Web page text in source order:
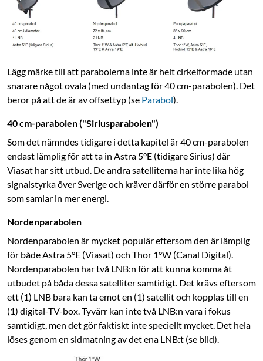
För mottagare med
inspelningsfunktion
0,3 dB brustal
Lägg märke till att parabolerna inte är helt cirkelformade utan
snarare något ovala (med undantag för 40 cm-parabolen). Det
beror på att de är av offsettyp (se Parabol).
40 cm-parabolen ("Siriusparabolen")
Som det nämndes tidigare i detta kapitel är 40 cm-parabolen
endast lämplig för att ta in Astra 5°E (tidigare Sirius) där
Viasat har sitt utbud. De andra satelliterna har inte lika hög
signalstyrka över Sverige och kräver därför en större parabol
som samlar in mer energi.
Nordenparabolen
Nordenparabolen är mycket populär eftersom den är lämplig
för både Astra 5°E (Viasat) och Thor 1°W (Canal Digital).
Nordenparabolen har två LNB:n för att kunna komma åt
utbudet på båda dessa satelliter samtidigt. Det krävs eftersom
ett (1) LNB bara kan ta emot en (1) satellit och kopplas till en
(1) digital-TV-box. Tyvärr kan inte två LNB:n vara i fokus
samtidigt, men det gör faktiskt inte speciellt mycket. Det hela
löses genom en sidmatning av det ena LNB:t (se bild).